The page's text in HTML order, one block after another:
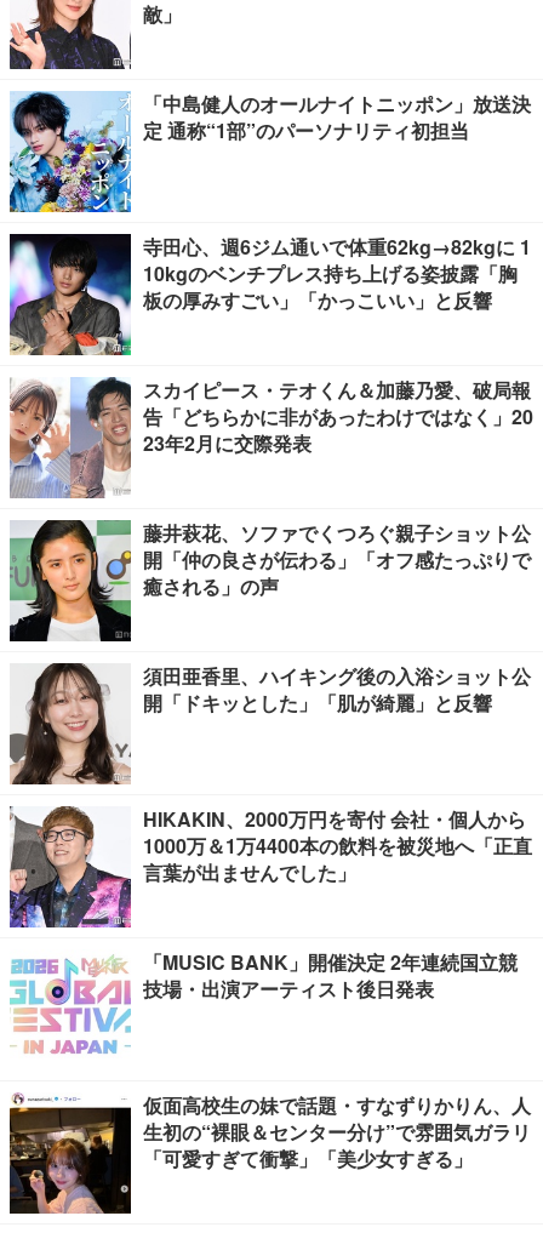
敵」
「中島健人のオールナイトニッポン」放送決
定 通称“1部”のパーソナリティ初担当
寺田心、週6ジム通いで体重62kg→82kgに 1
10kgのベンチプレス持ち上げる姿披露「胸
板の厚みすごい」「かっこいい」と反響
スカイピース・テオくん＆加藤乃愛、破局報
告「どちらかに非があったわけではなく」20
23年2月に交際発表
藤井萩花、ソファでくつろぐ親子ショット公
開「仲の良さが伝わる」「オフ感たっぷりで
癒される」の声
須田亜香里、ハイキング後の入浴ショット公
開「ドキッとした」「肌が綺麗」と反響
HIKAKIN、2000万円を寄付 会社・個人から
1000万＆1万4400本の飲料を被災地へ「正直
言葉が出ませんでした」
「MUSIC BANK」開催決定 2年連続国立競
技場・出演アーティスト後日発表
仮面高校生の妹で話題・すなずりかりん、人
生初の“裸眼＆センター分け”で雰囲気ガラリ
「可愛すぎて衝撃」「美少女すぎる」